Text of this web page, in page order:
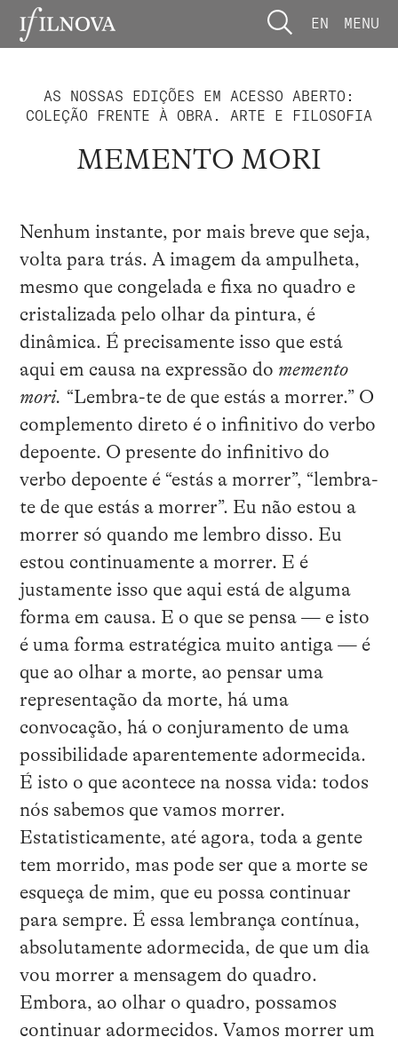
EN MENU
AS NOSSAS EDIÇÕES EM ACESSO ABERTO:
COLEÇÃO FRENTE À OBRA. ARTE E FILOSOFIA
MEMENTO MORI
Nenhum instante, por mais breve que seja,
volta para trás. A imagem da ampulheta,
mesmo que congelada e fixa no quadro e
cristalizada pelo olhar da pintura, é
dinâmica. É precisamente isso que está
aqui em causa na expressão do memento
mori. “Lembra-te de que estás a morrer.” O
complemento direto é o infinitivo do verbo
depoente. O presente do infinitivo do
verbo depoente é “estás a morrer”, “lembra-
te de que estás a morrer”. Eu não estou a
morrer só quando me lembro disso. Eu
estou continuamente a morrer. E é
justamente isso que aqui está de alguma
forma em causa. E o que se pensa — e isto
é uma forma estratégica muito antiga — é
que ao olhar a morte, ao pensar uma
representação da morte, há uma
convocação, há o conjuramento de uma
possibilidade aparentemente adormecida.
É isto o que acontece na nossa vida: todos
nós sabemos que vamos morrer.
Estatisticamente, até agora, toda a gente
tem morrido, mas pode ser que a morte se
esqueça de mim, que eu possa continuar
para sempre. É essa lembrança contínua,
absolutamente adormecida, de que um dia
vou morrer a mensagem do quadro.
Embora, ao olhar o quadro, possamos
continuar adormecidos. Vamos morrer um